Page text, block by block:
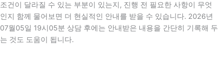
조건이 달라질 수 있는 부분이 있는지, 진행 전 필요한 사항이 무엇
인지 함께 물어보면 더 현실적인 안내를 받을 수 있습니다. 2026년
07월05일 19시05분 상담 후에는 안내받은 내용을 간단히 기록해 두
는 것도 도움이 됩니다.